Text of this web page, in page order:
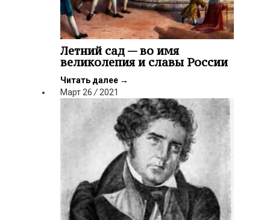
Летний сад — во имя
великолепия и славы России
Читать далее →
Март26/2021